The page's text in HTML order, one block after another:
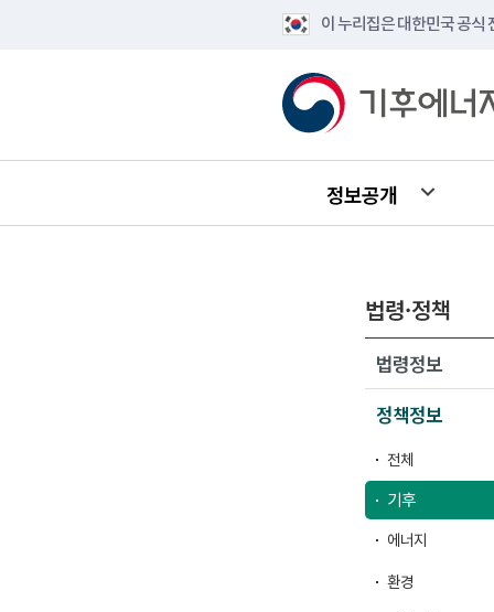
이 누리집은 대한민국 공식
정보공개
법령·정책
법령정보
정책정보
전체
기후
에너지
환경